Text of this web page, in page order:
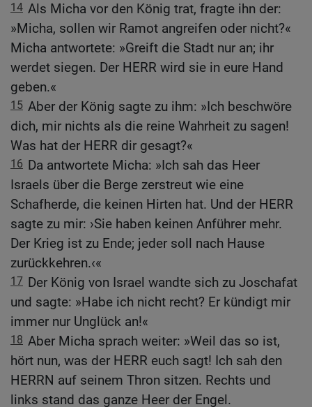
14 Als Micha vor den König trat, fragte ihn der:
»Micha, sollen wir Ramot angreifen oder nicht?«
Micha antwortete: »Greift die Stadt nur an; ihr
werdet siegen. Der HERR wird sie in eure Hand
geben.«
15 Aber der König sagte zu ihm: »Ich beschwöre
dich, mir nichts als die reine Wahrheit zu sagen!
Was hat der HERR dir gesagt?«
16 Da antwortete Micha: »Ich sah das Heer
Israels über die Berge zerstreut wie eine
Schafherde, die keinen Hirten hat. Und der HERR
sagte zu mir: ›Sie haben keinen Anführer mehr.
Der Krieg ist zu Ende; jeder soll nach Hause
zurückkehren.‹«
17 Der König von Israel wandte sich zu Joschafat
und sagte: »Habe ich nicht recht? Er kündigt mir
immer nur Unglück an!«
18 Aber Micha sprach weiter: »Weil das so ist,
hört nun, was der HERR euch sagt! Ich sah den
HERRN auf seinem Thron sitzen. Rechts und
links stand das ganze Heer der Engel.